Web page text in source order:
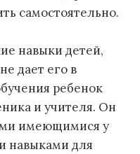
самостоятельно.
навыки детей,
дает его в
ребенок
и учителя. Он
имеющимися у
навыками для